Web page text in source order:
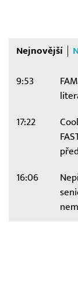
Nejnovější
9:53
17:22
16:06